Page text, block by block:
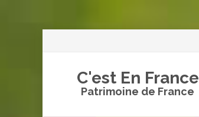
C'est En France
Patrimoine de France